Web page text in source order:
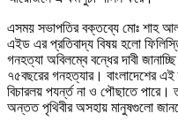
এসময় সভাপতির বক্তব্যে মোঃ শাহ
এইড এর প্রতিবাদ্য বিষয় হলো
গনহত্যা অবিলম্বে বন্ধের দাবী
৭৫বছরের গনহত্যার। বাংলাদেশের এই
বিচারলয় পযর্ন্ত না ও পৌছাতে
অন্তত পৃথিবীর অসহায় মানুষগুলো